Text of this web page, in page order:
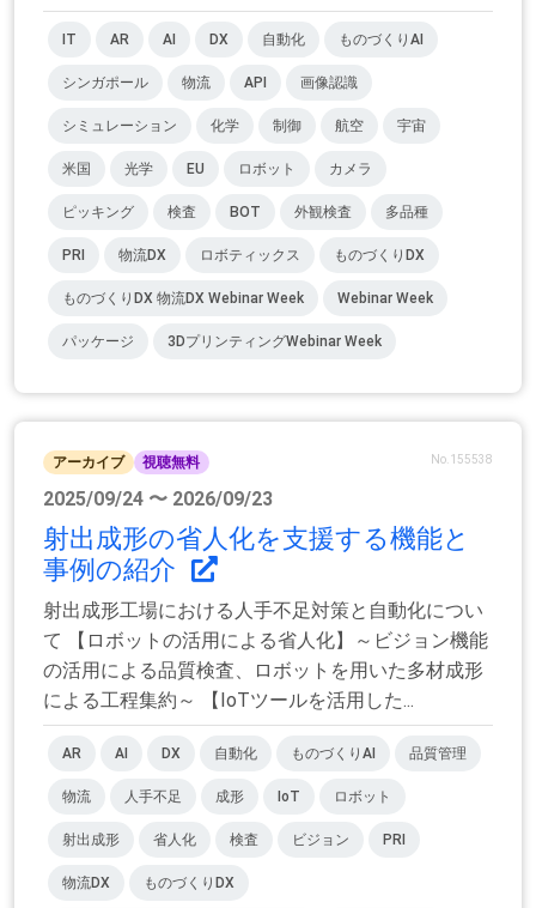
IT AR AI DX 自動化 ものづくりAI
シンガポール 物流 API 画像認識
シミュレーション 化学 制御 航空 宇宙
米国 光学 EU ロボット カメラ
ピッキング 検査 BOT 外観検査 多品種
PRI 物流DX ロボティックス ものづくりDX
ものづくりDX 物流DX Webinar Week Webinar Week
パッケージ 3DプリンティングWebinar Week
アーカイブ 視聴無料 No.155538
2025/09/24 〜 2026/09/23
射出成形の省人化を支援する機能と
事例の紹介
射出成形工場における人手不足対策と自動化につい
て 【ロボットの活用による省人化】～ビジョン機能
の活用による品質検査、ロボットを用いた多材成形
による工程集約～ 【IoTツールを活用した...
AR AI DX 自動化 ものづくりAI 品質管理
物流 人手不足 成形 IoT ロボット
射出成形 省人化 検査 ビジョン PRI
物流DX ものづくりDX